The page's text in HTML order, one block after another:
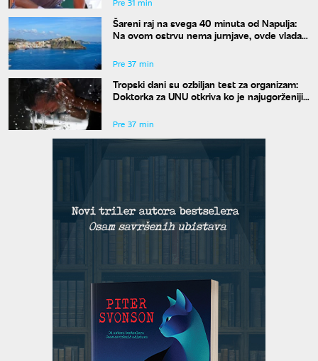
Pre 31 min
Šareni raj na svega 40 minuta od Napulja:
Na ovom ostrvu nema jurnjave, ovde vlada
Pre 37 min
Tropski dani su ozbiljan test za organizam:
Doktorka za UNU otkriva ko je najugorženiji i
Pre 37 min